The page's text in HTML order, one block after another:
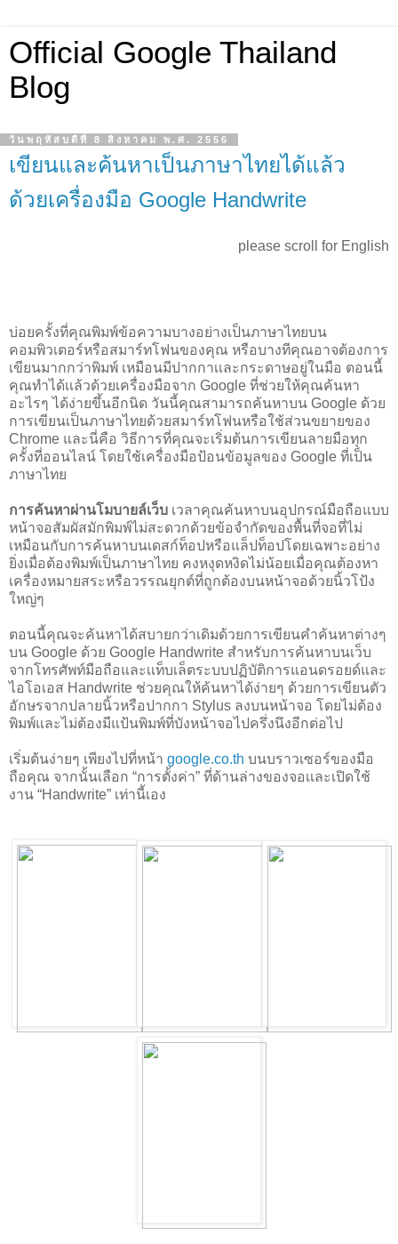
Official Google Thailand
Blog
วันพฤหัสบดีที่ 8 สิงหาคม พ.ศ. 2556
เขียนและค้นหาเป็นภาษาไทยได้แล้ว
ด้วยเครื่องมือ Google Handwrite
please scroll for English
บ่อยครั้งที่คุณพิมพ์ข้อความบางอย่างเป็นภาษาไทยบน
คอมพิวเตอร์หรือสมาร์ทโฟนของคุณ หรือบางทีคุณอาจต้องการ
เขียนมากกว่าพิมพ์ เหมือนมีปากกาเเละกระดาษอยู่ในมือ ตอนนี้
คุณทำได้เเล้วด้วยเครื่องมือจาก Google ที่ช่วยให้คุณค้นหา
อะไรๆ ได้ง่ายขึ้นอีกนิด วันนี้คุณสามารถค้นหาบน Google ด้วย
การเขียนเป็นภาษาไทยด้วยสมาร์ทโฟนหรือใช้ส่วนขยายของ
Chrome และนี่คือ วิธีการที่คุณจะเริ่มต้นการเขียนลายมือทุก
ครั้งที่ออนไลน์ โดยใช้เครื่องมือป้อนข้อมูลของ Google ที่เป็น
ภาษาไทย
การค้นหาผ่านโมบายล์เว็บ เวลาคุณค้นหาบนอุปกรณ์มือถือแบบ
หน้าจอสัมผัสมักพิมพ์ไม่สะดวกด้วยข้อจำกัดของพื้นที่จอที่ไม่
เหมือนกับการค้นหาบนเดสก์ท็อปหรือแล็ปท็อปโดยเฉพาะอย่าง
ยิ่งเมื่อต้องพิมพ์เป็นภาษาไทย คงหงุดหงิดไม่น้อยเมื่อคุณต้องหา
เครื่องหมายสระหรือวรรณยุกต์ที่ถูกต้องบนหน้าจอด้วยนิ้วโป้ง
ใหญ่ๆ
ตอนนี้คุณจะค้นหาได้สบายกว่าเดิมด้วยการเขียนคำค้นหาต่างๆ
บน Google ด้วย Google Handwrite สำหรับการค้นหาบนเว็บ
จากโทรศัพท์มือถือและเเท็บเล็ตระบบปฏิบัติการแอนดรอยด์และ
ไอโอเอส Handwrite ช่วยคุณให้ค้นหาได้ง่ายๆ ด้วยการเขียนตัว
อักษรจากปลายนิ้วหรือปากกา Stylus ลงบนหน้าจอ โดยไม่ต้อง
พิมพ์และไม่ต้องมีแป้นพิมพ์ที่บังหน้าจอไปครึ่งนึงอีกต่อไป
เริ่มต้นง่ายๆ เพียงไปที่หน้า google.co.th บนบราวเซอร์ของมือ
ถือคุณ จากนั้นเลือก “การตั้งค่า” ที่ด้านล่างของจอเเละเปิดใช้
งาน “Handwrite” เท่านี้เอง